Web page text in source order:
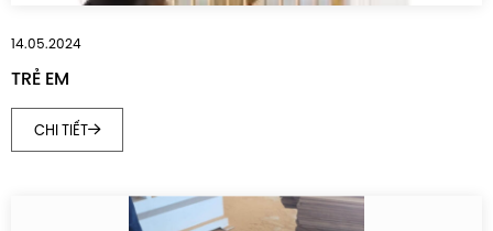
14.05.2024
TRẺ EM
CHI TIẾT